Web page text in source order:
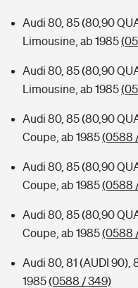
Audi 80, 85 (80,90
Limousine, ab 1985
Audi 80, 85 (80,90
Limousine, ab 1985
Audi 80, 85 (80,90
Coupe, ab 1985(0588
Audi 80, 85 (80,90
Coupe, ab 1985(0588
Audi 80, 85 (80,90
Coupe, ab 1985(0588
Audi 80, 81 (AUDI 90),
1985(0588 / 349)